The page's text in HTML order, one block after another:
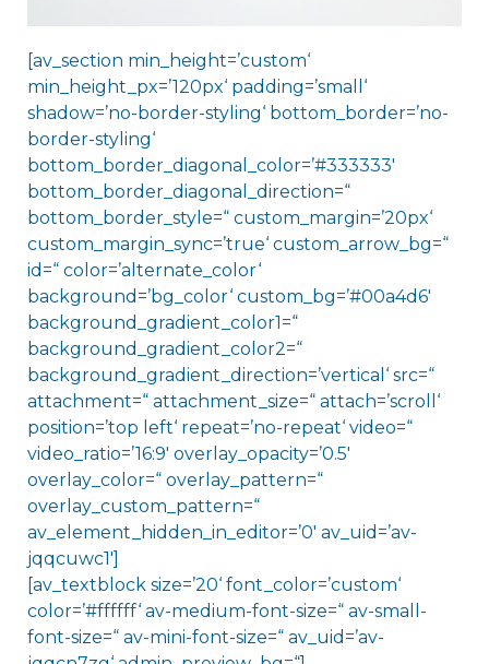
[av_section min_height=’custom‘
min_height_px=’120px‘ padding=’small‘
shadow=’no-border-styling‘ bottom_border=’no-
border-styling‘
bottom_border_diagonal_color=’#333333′
bottom_border_diagonal_direction=“
bottom_border_style=“ custom_margin=’20px‘
custom_margin_sync=’true‘ custom_arrow_bg=“
id=“ color=’alternate_color‘
background=’bg_color‘ custom_bg=’#00a4d6′
background_gradient_color1=“
background_gradient_color2=“
background_gradient_direction=’vertical‘ src=“
attachment=“ attachment_size=“ attach=’scroll‘
position=’top left‘ repeat=’no-repeat‘ video=“
video_ratio=’16:9′ overlay_opacity=’0.5′
overlay_color=“ overlay_pattern=“
overlay_custom_pattern=“
av_element_hidden_in_editor=’0′ av_uid=’av-
jqqcuwc1′]
[av_textblock size=’20‘ font_color=’custom‘
color=’#ffffff‘ av-medium-font-size=“ av-small-
font-size=“ av-mini-font-size=“ av_uid=’av-